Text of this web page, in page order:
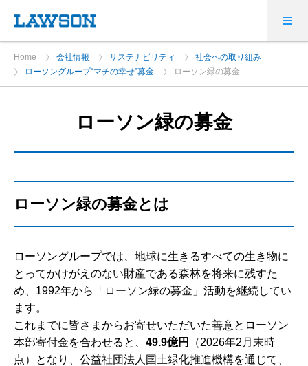
Home 会社情報 サステナビリティ
社会への取り組み
ローソングループ“マチの幸せ”募金
ローソン緑の募金
ローソン緑の募金
ローソン緑の募金とは
ローソングループでは、地球に生きるすべての生き物に
とってかけがえのない財産である森林を将来に残すた
め、1992年から「ローソン緑の募金」活動を継続してい
ます。
これまでに皆さまからお寄せいただいた善意とローソン
本部寄付金を合わせると、 49.9億円
（2026年2月末時
点）となり、公益社団法人国土緑化推進機構を通じて、